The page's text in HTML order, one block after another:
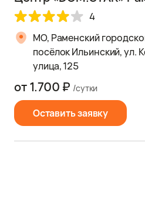
4
МО, Раменский
посёлок Ильинский, ул.
улица, 125
Оставить заявку
от 1.700 ₽ /сутки